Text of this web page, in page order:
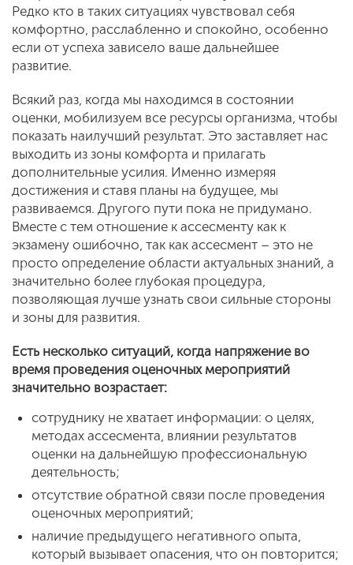
Редко кто в таких ситуациях чувствовал себя
комфортно, расслабленно и спокойно, особенно
если от успеха зависело ваше дальнейшее
развитие.
Всякий раз, когда мы находимся в состоянии
оценки, мобилизуем все ресурсы организма, чтобы
показать наилучший результат. Это заставляет нас
выходить из зоны комфорта и прилагать
дополнительные усилия. Именно измеряя
достижения и ставя планы на будущее, мы
развиваемся. Другого пути пока не придумано.
Вместе с тем отношение к ассесменту как к
экзамену ошибочно, так как ассесмент – это не
просто определение области актуальных знаний, а
значительно более глубокая процедура,
позволяющая лучше узнать свои сильные стороны
и зоны для развития.
Есть несколько ситуаций, когда напряжение во
время проведения оценочных мероприятий
значительно возрастает:
сотруднику не хватает информации: о целях,
методах ассесмента, влиянии результатов
оценки на дальнейшую профессиональную
деятельность;
отсутствие обратной связи после проведения
оценочных мероприятий;
наличие предыдущего негативного опыта,
который вызывает опасения, что он повторится;